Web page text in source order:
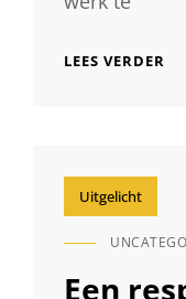
LEES VERDER
Uitgelicht
CAT
Een